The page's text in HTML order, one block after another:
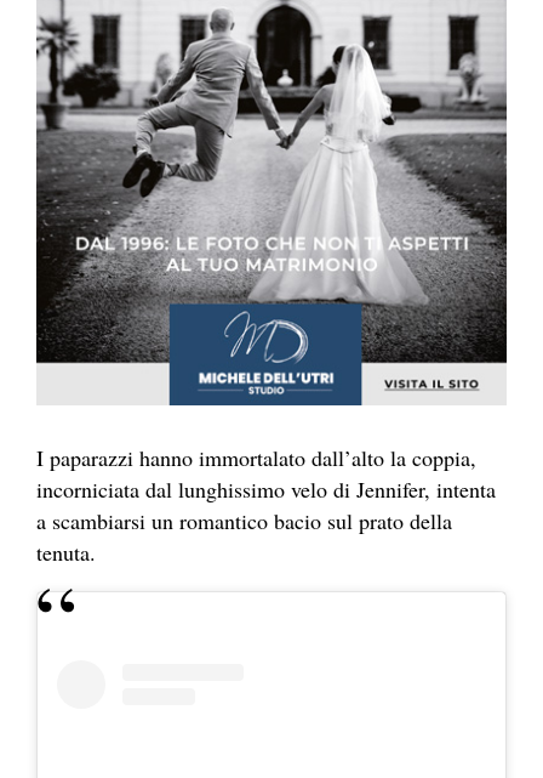
I paparazzi hanno immortalato dall’alto la coppia,
incorniciata dal lunghissimo velo di Jennifer, intenta
a scambiarsi un romantico bacio sul prato della
tenuta.